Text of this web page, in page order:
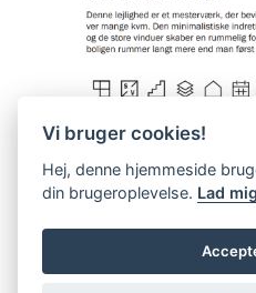
Vi bruger cookies!
Hej, denne hjemmeside
din brugeroplevelse. Lad